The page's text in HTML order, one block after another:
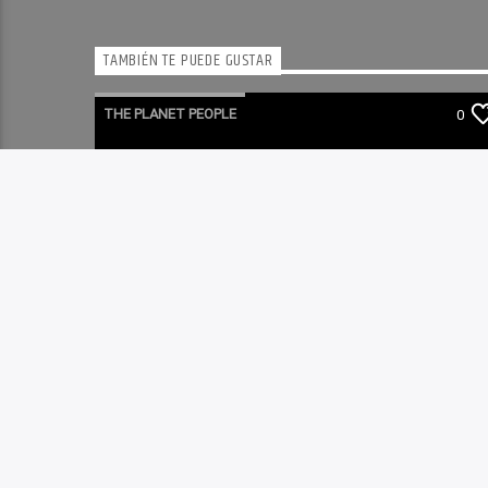
TAMBIÉN TE PUEDE GUSTAR
THE PLANET PEOPLE 0